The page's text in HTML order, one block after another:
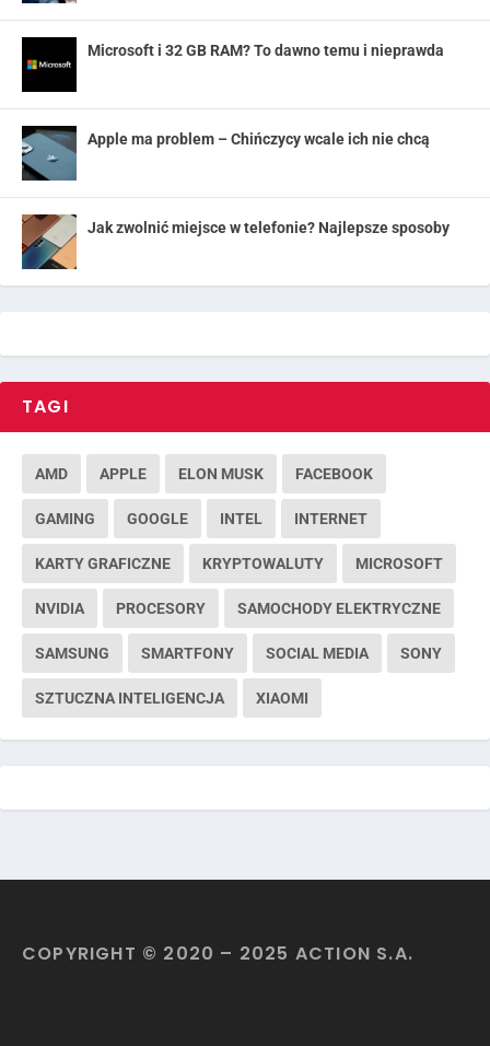
Microsoft i 32 GB RAM? To dawno temu i nieprawda
Apple ma problem – Chińczycy wcale ich nie chcą
Jak zwolnić miejsce w telefonie? Najlepsze sposoby
TAGI
AMD APPLE ELON MUSK FACEBOOK
GAMING GOOGLE INTEL INTERNET
KARTY GRAFICZNE KRYPTOWALUTY MICROSOFT
NVIDIA PROCESORY SAMOCHODY ELEKTRYCZNE
SAMSUNG SMARTFONY SOCIAL MEDIA SONY
SZTUCZNA INTELIGENCJA XIAOMI
COPYRIGHT © 2020 – 2025 ACTION S.A.